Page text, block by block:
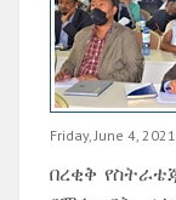
Friday, June 4, 2021
በረቂቅ